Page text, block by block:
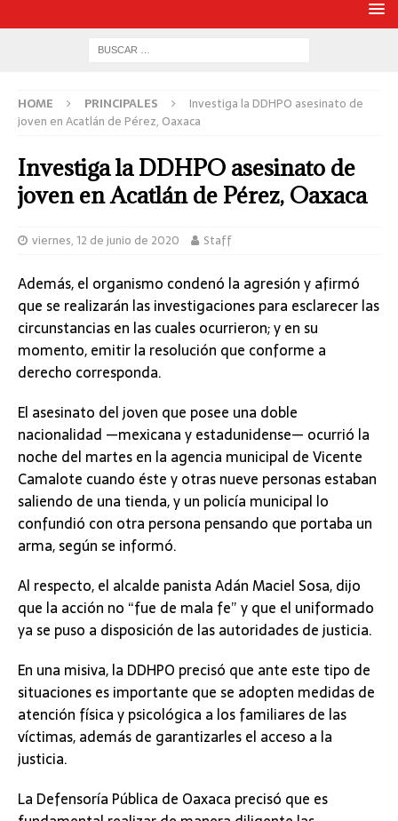
HOME PRINCIPALES
Investiga la DDHPO asesinato de
joven en Acatlán de Pérez, Oaxaca
Investiga la DDHPO asesinato de
joven en Acatlán de Pérez, Oaxaca
viernes, 12 de junio de 2020 Staff
Además, el organismo condenó la agresión y afirmó
que se realizarán las investigaciones para esclarecer las
circunstancias en las cuales ocurrieron; y en su
momento, emitir la resolución que conforme a
derecho corresponda.
El asesinato del joven que posee una doble
nacionalidad —mexicana y estadunidense— ocurrió la
noche del martes en la agencia municipal de Vicente
Camalote cuando éste y otras nueve personas estaban
saliendo de una tienda, y un policía municipal lo
confundió con otra persona pensando que portaba un
arma, según se informó.
Al respecto, el alcalde panista Adán Maciel Sosa, dijo
que la acción no “fue de mala fe” y que el uniformado
ya se puso a disposición de las autoridades de justicia.
En una misiva, la DDHPO precisó que ante este tipo de
situaciones es importante que se adopten medidas de
atención física y psicológica a los familiares de las
víctimas, además de garantizarles el acceso a la
justicia.
La Defensoría Pública de Oaxaca precisó que es